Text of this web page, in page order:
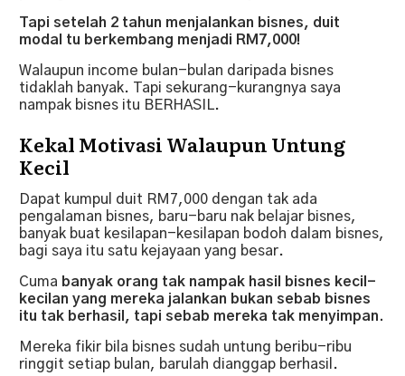
Tapi setelah 2 tahun menjalankan bisnes, duit
modal tu berkembang menjadi RM7,000!
Walaupun income bulan-bulan daripada bisnes
tidaklah banyak. Tapi sekurang-kurangnya saya
nampak bisnes itu BERHASIL.
Kekal Motivasi Walaupun Untung
Kecil
Dapat kumpul duit RM7,000 dengan tak ada
pengalaman bisnes, baru-baru nak belajar bisnes,
banyak buat kesilapan-kesilapan bodoh dalam bisnes,
bagi saya itu satu kejayaan yang besar.
Cuma banyak orang tak nampak hasil bisnes kecil-
kecilan yang mereka jalankan bukan sebab bisnes
itu tak berhasil, tapi sebab mereka tak menyimpan.
Mereka fikir bila bisnes sudah untung beribu-ribu
ringgit setiap bulan, barulah dianggap berhasil.